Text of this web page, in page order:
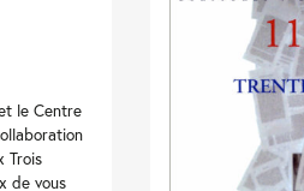
le Centre
Trois
de vous